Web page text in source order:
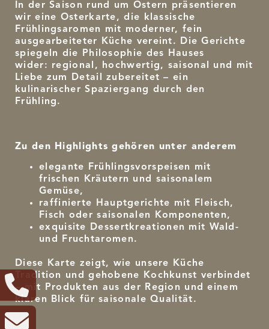
In der Saison rund um Ostern präsentieren
wir eine Osterkarte, die klassische
Frühlingsaromen mit moderner, fein
ausgearbeiteter Küche vereint. Die Gerichte
spiegeln die Philosophie des Hauses
wider: regional, hochwertig, saisonal und mit
Liebe zum Detail zubereitet – ein
kulinarischer Spaziergang durch den
Frühling.
Zu den Highlights gehören unter anderem
elegante Frühlingsvorspeisen mit
frischen Kräutern und saisonalem
Gemüse,
raffinierte Hauptgerichte mit Fleisch,
Fisch oder saisonalen Komponenten,
exquisite Dessertkreationen mit Wald-
und Fruchtaromen.
Diese Karte zeigt, wie unsere Küche
Tradition und gehobene Kochkunst verbindet
– mit Produkten aus der Region und einem
klaren Blick für saisonale Qualität.